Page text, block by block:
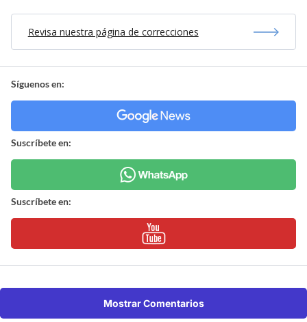
Revisa nuestra página de correcciones
Síguenos en:
Suscríbete en:
Suscríbete en:
Mostrar Comentarios